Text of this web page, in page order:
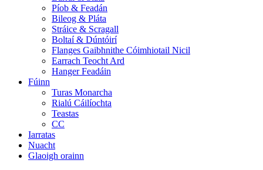
Píob & Feadán
Bileog & Pláta
Stráice & Scragall
Boltaí & Dúntóirí
Flanges Gaibhnithe Cóimhiotail Nicil
Earrach Teocht Ard
Hanger Feadáin
Fúinn
Turas Monarcha
Rialú Cáilíochta
Teastas
CC
Iarratas
Nuacht
Glaoigh orainn